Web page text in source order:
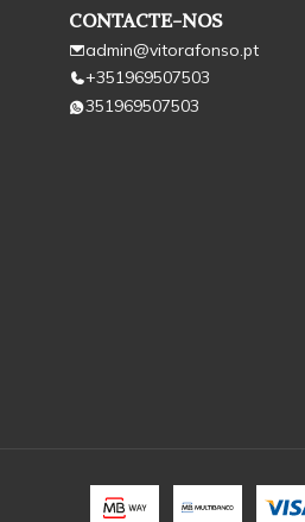
CONTACTE-NOS
admin@vitorafonso.pt
+351969507503
351969507503